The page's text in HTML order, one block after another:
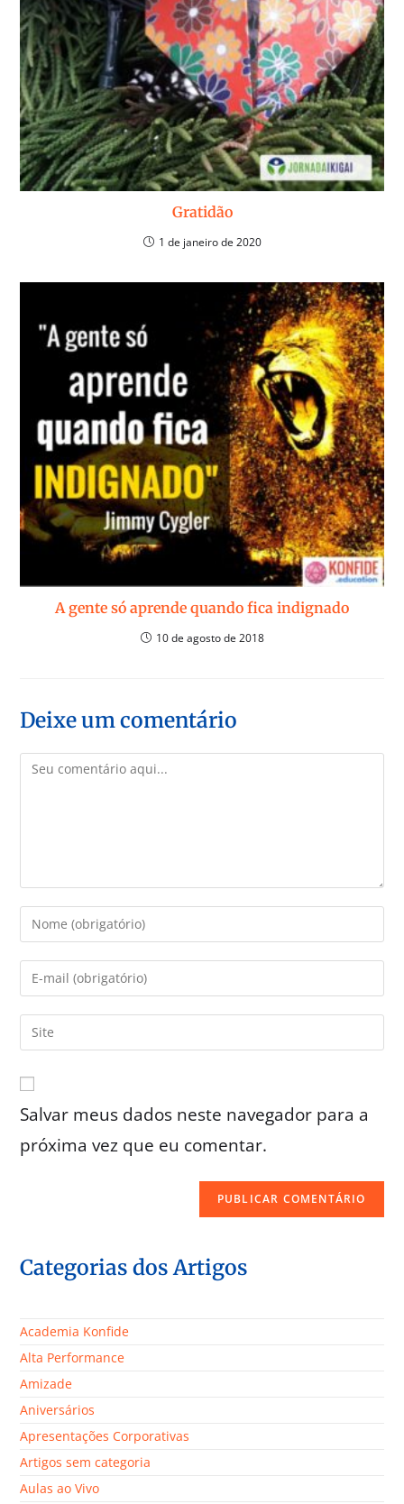
Gratidão
1 de janeiro de 2020
A gente só aprende quando fica indignado
10 de agosto de 2018
Deixe um comentário
Salvar meus dados neste navegador para a
próxima vez que eu comentar.
Categorias dos Artigos
Academia Konfide
Alta Performance
Amizade
Aniversários
Apresentações Corporativas
Artigos sem categoria
Aulas ao Vivo